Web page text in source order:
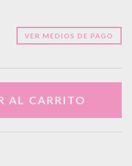
VER MEDIOS DE PAGO